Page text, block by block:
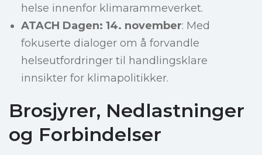
helse innenfor klimarammeverket.
ATACH Dagen: 14. november: Med
fokuserte dialoger om å forvandle
helseutfordringer til handlingsklare
innsikter for klimapolitikker.
Brosjyrer, Nedlastninger
og Forbindelser